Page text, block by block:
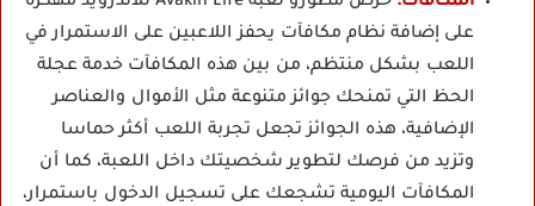
على إضافة نظام مكافآت يحفز اللاعبين على الاستمرار في
اللعب بشكل منتظم، من بين هذه المكافآت خدمة عجلة
الحظ التي تمنحك جوائز متنوعة مثل الأموال والعناصر
الإضافية، هذه الجوائز تجعل تجربة اللعب أكثر حماسا
وتزيد من فرصك لتطوير شخصيتك داخل اللعبة، كما أن
المكافآت اليومية تشجعك على تسجيل الدخول باستمرار،